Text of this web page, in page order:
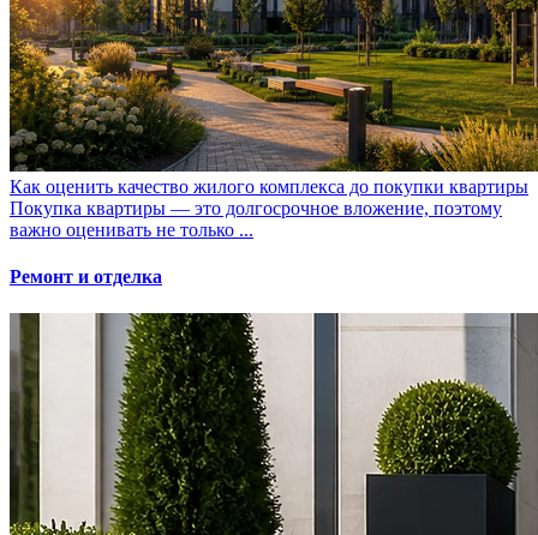
Как оценить качество жилого комплекса до покупки квартиры
Покупка квартиры — это долгосрочное вложение, поэтому
важно оценивать не только ...
Ремонт и отделка